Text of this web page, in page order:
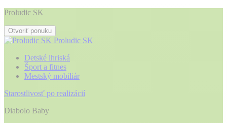
Proludic SK
Otvoriť ponuku
Proludic SK
Detské ihriská
Šport a fitnes
Mestský mobiliár
Starostlivosť po realizácií
Diabolo Baby